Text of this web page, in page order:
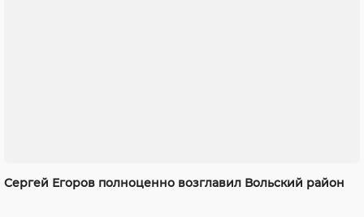
Сергей Егоров полноценно возглавил Вольский район